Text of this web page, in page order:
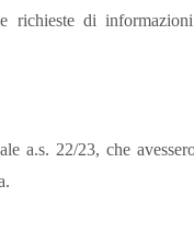
richieste di informazioni
a.s. 22/23, che